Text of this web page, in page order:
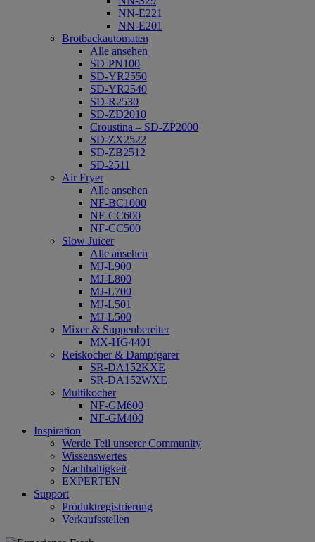
NN-E221
NN-E201
Brotbackautomaten
Alle ansehen
SD-PN100
SD-YR2550
SD-YR2540
SD-R2530
SD-ZD2010
Croustina – SD-ZP2000
SD-ZX2522
SD-ZB2512
SD-2511
Air Fryer
Alle ansehen
NF-BC1000
NF-CC600
NF-CC500
Slow Juicer
Alle ansehen
MJ-L900
MJ-L800
MJ-L700
MJ-L501
MJ-L500
Mixer & Suppenbereiter
MX-HG4401
Reiskocher & Dampfgarer
SR-DA152KXE
SR-DA152WXE
Multikocher
NF-GM600
NF-GM400
Inspiration
Werde Teil unserer Community
Wissenswertes
Nachhaltigkeit
EXPERTEN
Support
Produktregistrierung
Verkaufsstellen